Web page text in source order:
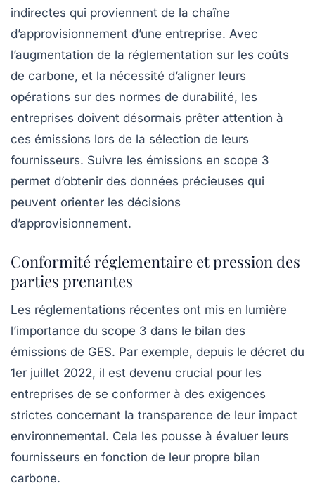
indirectes qui proviennent de la chaîne
d’approvisionnement d’une entreprise. Avec
l’augmentation de la réglementation sur les coûts
de carbone, et la nécessité d’aligner leurs
opérations sur des normes de durabilité, les
entreprises doivent désormais prêter attention à
ces émissions lors de la sélection de leurs
fournisseurs. Suivre les émissions en scope 3
permet d’obtenir des données précieuses qui
peuvent orienter les décisions
d’approvisionnement.
Conformité réglementaire et pression des
parties prenantes
Les réglementations récentes ont mis en lumière
l’importance du scope 3 dans le bilan des
émissions de GES. Par exemple, depuis le décret du
1er juillet 2022, il est devenu crucial pour les
entreprises de se conformer à des exigences
strictes concernant la transparence de leur impact
environnemental. Cela les pousse à évaluer leurs
fournisseurs en fonction de leur propre bilan
carbone.